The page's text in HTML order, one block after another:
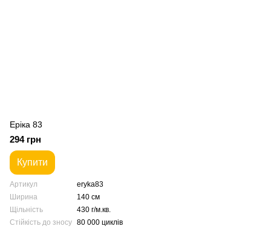
Еріка 83
294 грн
Купити
Артикул
eryka83
Ширина
140 см
Щільність
430 г/м.кв.
Стійкість до зносу 80 000 циклів